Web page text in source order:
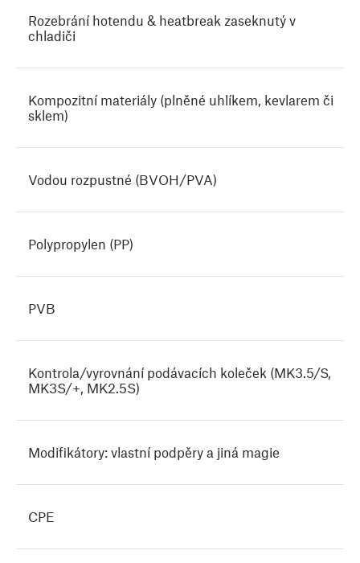
Rozebrání hotendu & heatbreak zaseknutý v
chladiči
Kompozitní materiály (plněné uhlíkem, kevlarem či
sklem)
Vodou rozpustné (BVOH/PVA)
Polypropylen (PP)
PVB
Kontrola/vyrovnání podávacích koleček (MK3.5/S,
MK3S/+, MK2.5S)
Modifikátory: vlastní podpěry a jiná magie
CPE